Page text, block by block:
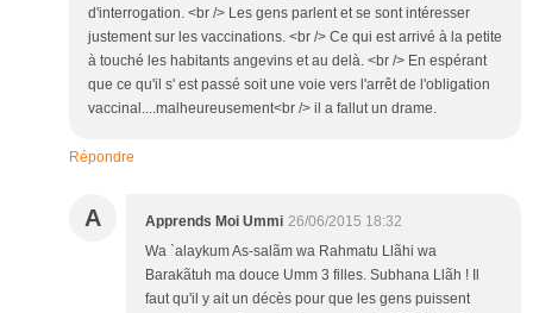
d'interrogation. <br /> Les gens parlent et se sont intéresser
justement sur les vaccinations. <br /> Ce qui est arrivé à la petite
à touché les habitants angevins et au delà. <br /> En espérant
que ce qu'il s' est passé soit une voie vers l'arrêt de l'obligation
vaccinal....malheureusement<br /> il a fallut un drame.
Répondre
A Apprends Moi Ummi 26/06/2015 18:32
Wa `alaykum As-salãm wa Rahmatu Llãhi wa
Barakãtuh ma douce Umm 3 filles. Subhana Llãh ! Il
faut qu'il y ait un décès pour que les gens puissent